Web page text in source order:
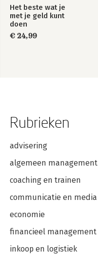
Het beste wat je
met je geld kunt
doen
€ 24,99
Rubrieken
advisering
algemeen management
coaching en trainen
communicatie en media
economie
financieel management
inkoop en logistiek